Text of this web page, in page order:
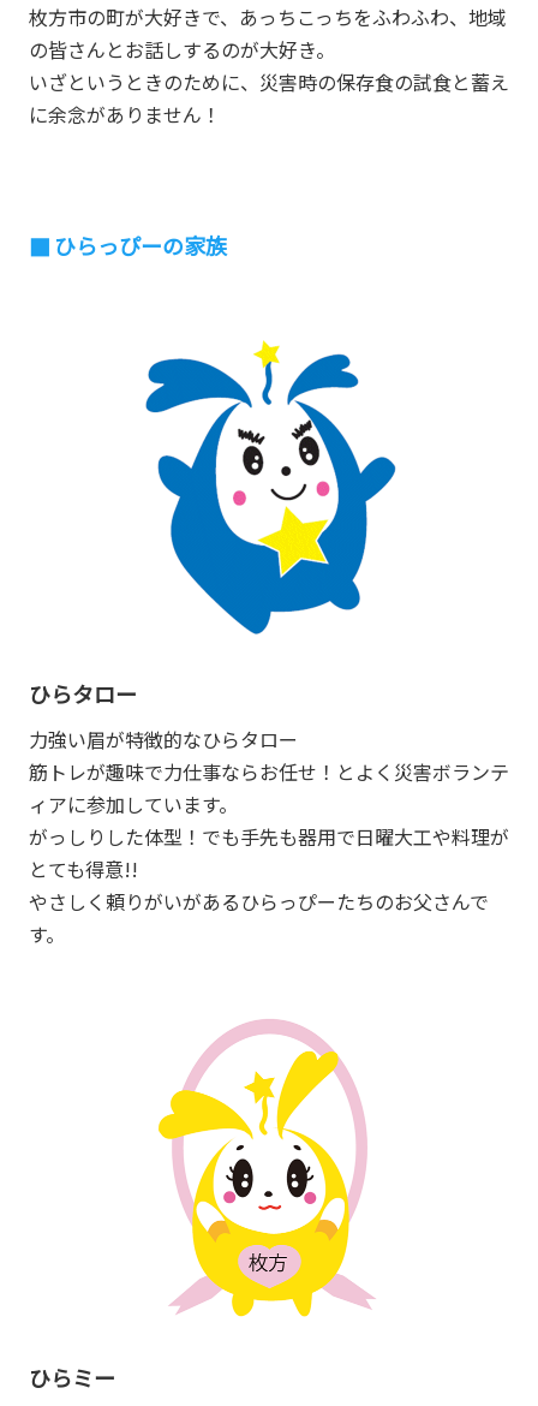
枚方市の町が大好きで、あっちこっちをふわふわ、地域
の皆さんとお話しするのが大好き。
いざというときのために、災害時の保存食の試食と蓄え
に余念がありません！
ひらっぴーの家族
ひらタロー
力強い眉が特徴的なひらタロー
筋トレが趣味で力仕事ならお任せ！とよく災害ボランテ
ィアに参加しています。
がっしりした体型！でも手先も器用で日曜大工や料理が
とても得意!!
やさしく頼りがいがあるひらっぴーたちのお父さんで
す。
ひらミー